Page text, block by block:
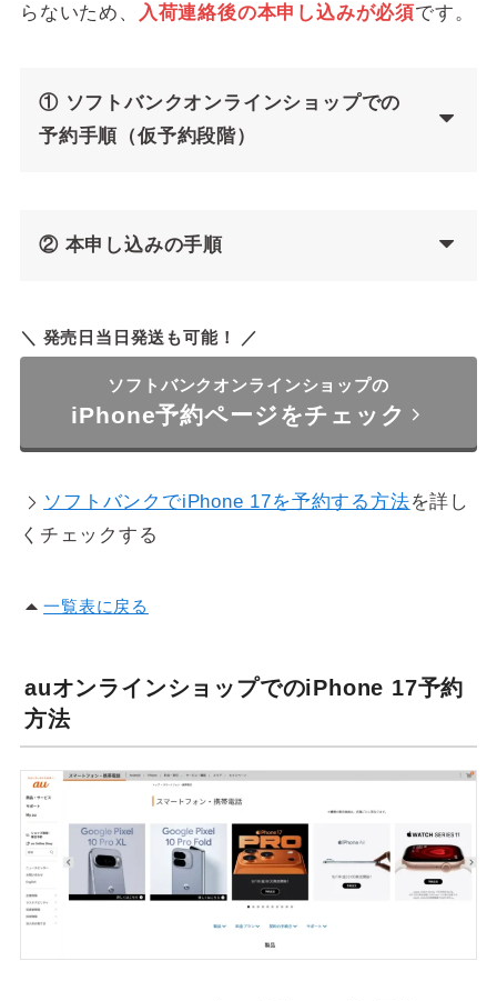
らないため、
入荷連絡後の本申し込みが必須です。
① ソフトバンクオンラインショップでの
予約手順（仮予約段階）
② 本申し込みの手順
＼ 発売日当日発送も可能！ ／
ソフトバンクオンラインショップの
iPhone予約ページをチェック
ソフトバンクでiPhone 17を予約する方法を詳し
くチェックする
一覧表に戻る
auオンラインショップでのiPhone 17予約
方法